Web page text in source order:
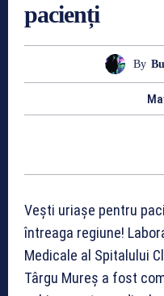
pacienți
By
Vești uriașe pentru
întreaga regiune!
Medicale al Spitalului
Târgu Mureș a fost